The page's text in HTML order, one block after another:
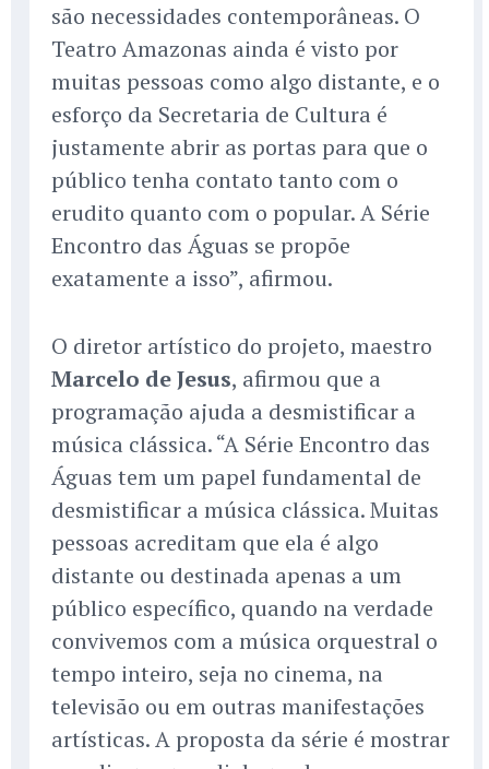
são necessidades contemporâneas. O
Teatro Amazonas ainda é visto por
muitas pessoas como algo distante, e o
esforço da Secretaria de Cultura é
justamente abrir as portas para que o
público tenha contato tanto com o
erudito quanto com o popular. A Série
Encontro das Águas se propõe
exatamente a isso”, afirmou.
O diretor artístico do projeto, maestro
Marcelo de Jesus, afirmou que a
programação ajuda a desmistificar a
música clássica. “A Série Encontro das
Águas tem um papel fundamental de
desmistificar a música clássica. Muitas
pessoas acreditam que ela é algo
distante ou destinada apenas a um
público específico, quando na verdade
convivemos com a música orquestral o
tempo inteiro, seja no cinema, na
televisão ou em outras manifestações
artísticas. A proposta da série é mostrar